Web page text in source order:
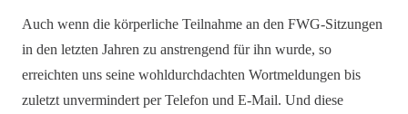
Auch wenn die körperliche Teilnahme an den FWG-Sitzungen
in den letzten Jahren zu anstrengend für ihn wurde, so
erreichten uns seine wohldurchdachten Wortmeldungen bis
zuletzt unvermindert per Telefon und E-Mail. Und diese